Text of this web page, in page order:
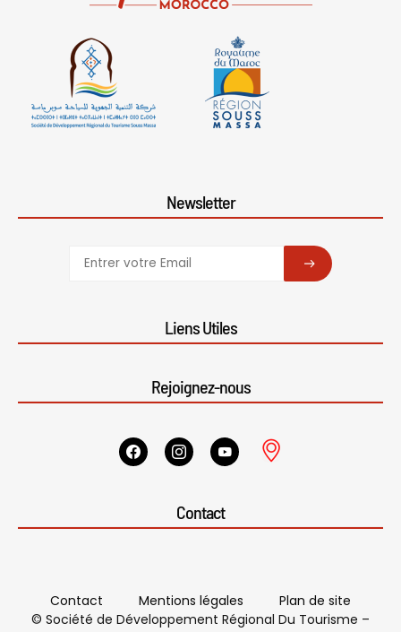
Newsletter
SUBSCRIBE
Liens Utiles
Rejoignez-nous
Contact
Contact Mentions légales
Plan de site
© Société de Développement Régional Du Tourisme –